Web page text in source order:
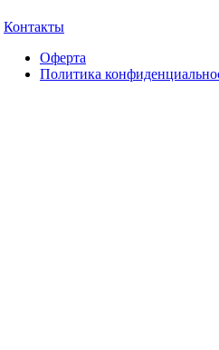
Контакты
Оферта
Политика